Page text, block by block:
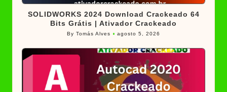
in
SOLIDWORKS 2024 Download Crackeado 64
Bits Grátis | Ativador Crackeado
Posted
ByTomás Alves agosto 5, 2026